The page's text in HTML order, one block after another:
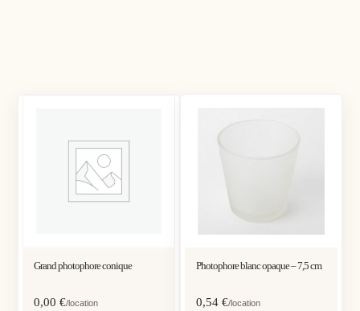
Grand photophore conique
0,00€/location
Photophore blanc opaque – 7,5 cm
0,54 €/location